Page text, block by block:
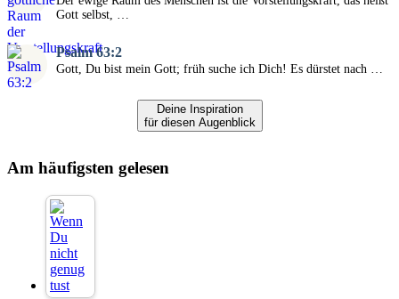
Gott selbst, …
Psalm 63:2
Gott, Du bist mein Gott; früh suche ich Dich! Es dürstet nach …
Deine Inspiration
für diesen Augenblick
Am häufigsten gelesen